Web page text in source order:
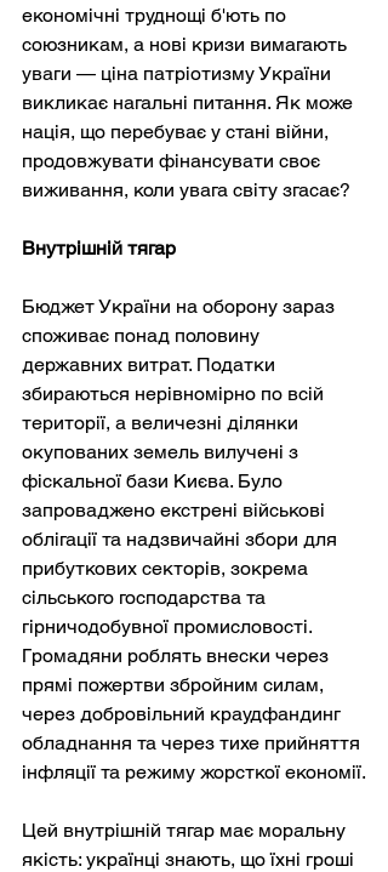
економічні труднощі б'ють по
союзникам, а нові кризи вимагають
уваги — ціна патріотизму України
викликає нагальні питання. Як може
нація, що перебуває у стані війни,
продовжувати фінансувати своє
виживання, коли увага світу згасає?
Внутрішній тягар
Бюджет України на оборону зараз
споживає понад половину
державних витрат. Податки
збираються нерівномірно по всій
території, а величезні ділянки
окупованих земель вилучені з
фіскальної бази Києва. Було
запроваджено екстрені військові
облігації та надзвичайні збори для
прибуткових секторів, зокрема
сільського господарства та
гірничодобувної промисловості.
Громадяни роблять внески через
прямі пожертви збройним силам,
через добровільний краудфандинг
обладнання та через тихе прийняття
інфляції та режиму жорсткої економії.
Цей внутрішній тягар має моральну
якість: українці знають, що їхні гроші